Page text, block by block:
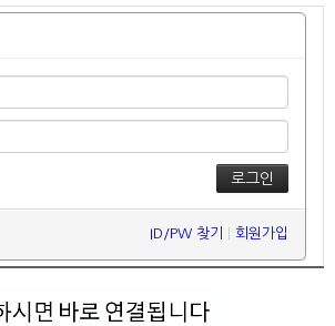
ID/PW 찾기 회원가입